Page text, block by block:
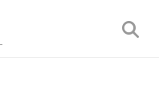
VYHLEDÁVÁNÍ